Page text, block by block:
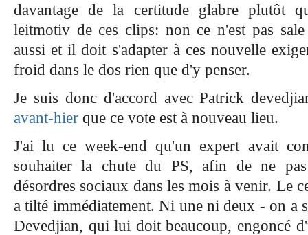
davantage de la certitude glabre plutôt
leitmotiv de ces clips: non ce n'est pas
aussi et il doit s'adapter à ces nouvelle
froid dans le dos rien que d'y penser.
Je suis donc d'accord avec Patrick
avant-hier que ce vote est à nouveau lieu.
J'ai lu ce week-end qu'un expert avait
souhaiter la chute du PS, afin de ne pas
désordres sociaux dans les mois à venir. Le
a tilté immédiatement. Ni une ni deux - on a
Devedjian, qui lui doit beaucoup, engoncé